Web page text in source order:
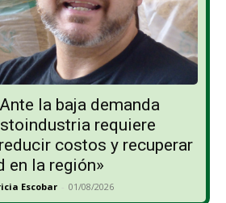
la baja demanda
requiere
costos y recuperar
en la región»
Escobar - 01/08/2026